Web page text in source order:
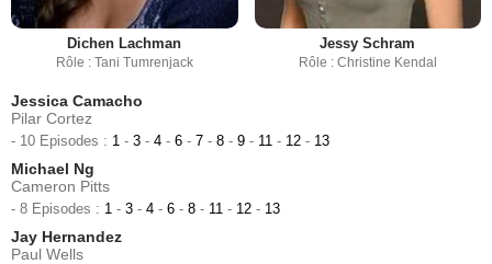
Dichen Lachman
Rôle : Tani Tumrenjack
Jessy Schram
Rôle : Christine Kendal
Jessica Camacho
Pilar Cortez
- 10 Episodes : 1 - 3 - 4 - 6 - 7 - 8 - 9 - 11 - 12 - 13
Michael Ng
Cameron Pitts
- 8 Episodes : 1 - 3 - 4 - 6 - 8 - 11 - 12 - 13
Jay Hernandez
Paul Wells